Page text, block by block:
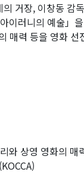
거장, 이창동 감
이러니의 예술」
매력 등을 영화 선
와 상영 영화의 매